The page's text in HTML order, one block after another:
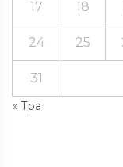
« Тра
17 18
24 25
31